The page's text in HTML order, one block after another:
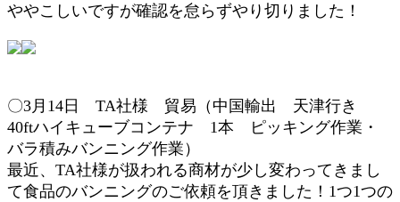
ややこしいですが確認を怠らずやり切りました！
〇3月14日 TA社様 貿易（中国輸出 天津行き
40ftハイキューブコンテナ 1本 ピッキング作業 ・
バラ積みバンニング作業 ）
最近、TA社様が扱われる商材が少し変わってきまし
て食品のバンニングのご依頼を頂きました！1つ1つの